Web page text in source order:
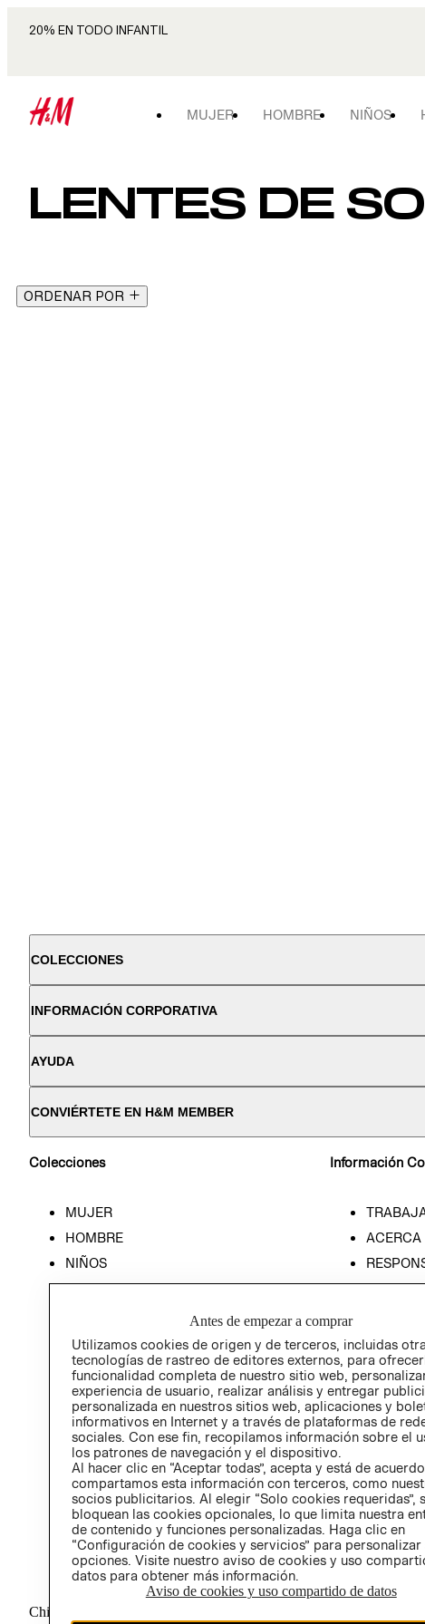
20% EN TODO INFANTIL
MUJER HOMBRE NIÑOS
LENTES DE
ORDENAR POR
COLECCIONES
INFORMACIÓN CORPORATIVA
AYUDA
CONVIÉRTETE EN H&M MEMBER
Colecciones
MUJER
HOMBRE
NIÑOS
HOME
Información
ACERCA
PRENSA
Chile ($)
Antes de empezar a comprar
Utilizamos cookies de origen y de terceros, incluidas
tecnologías de rastreo de editores externos, para
funcionalidad completa de nuestro sitio web,
experiencia de usuario, realizar análisis y entregar
personalizada en nuestros sitios web, aplicaciones y
informativos en Internet y a través de plataformas de
sociales. Con ese fin, recopilamos información sobre el
los patrones de navegación y el dispositivo.
Al hacer clic en “Aceptar todas”, acepta y está de
compartamos esta información con terceros, como
socios publicitarios. Al elegir “Solo cookies requeridas”,
bloquean las cookies opcionales, lo que limita nuestra
de contenido y funciones personalizadas. Haga clic en
“Configuración de cookies y servicios” para personalizar
opciones. Visite nuestro aviso de cookies y uso
datos para obtener más información.
Aviso de cookies y uso compartido de datos